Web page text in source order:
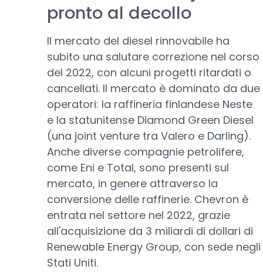
pronto al decollo
Il mercato del diesel rinnovabile ha
subito una salutare correzione nel corso
del 2022, con alcuni progetti ritardati o
cancellati. Il mercato è dominato da due
operatori: la raffineria finlandese Neste
e la statunitense Diamond Green Diesel
(una joint venture tra Valero e Darling).
Anche diverse compagnie petrolifere,
come Eni e Total, sono presenti sul
mercato, in genere attraverso la
conversione delle raffinerie. Chevron è
entrata nel settore nel 2022, grazie
all'acquisizione da 3 miliardi di dollari di
Renewable Energy Group, con sede negli
Stati Uniti.